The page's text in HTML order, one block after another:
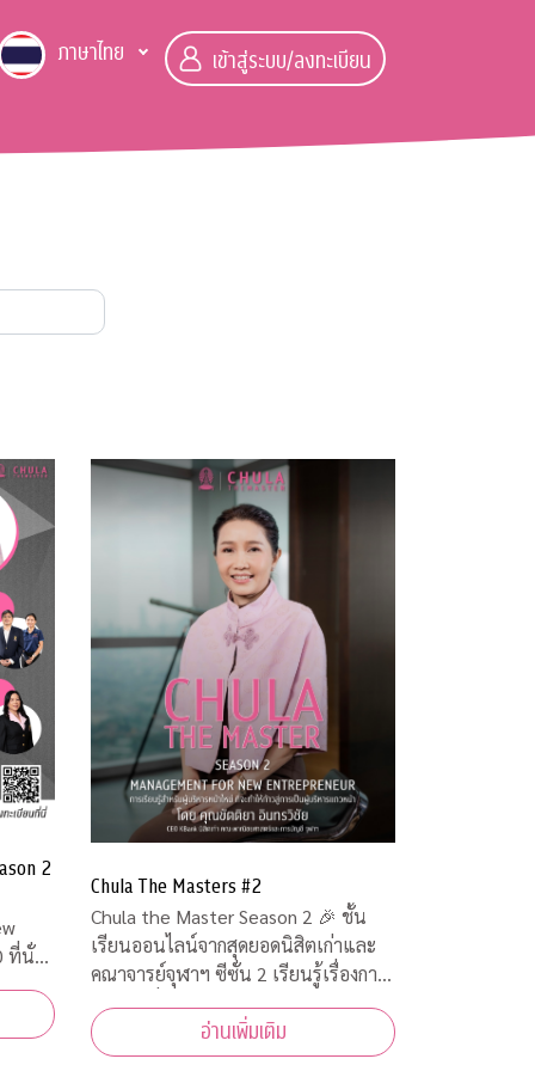
ภาษาไทย เข้าสู่ระบบ/ลงทะเบียน
2
Chula The Masters #2
Chula the Master Season 2 🎉 ชั้น
เรียนออนไลน์จากสุดยอดนิสิตเก่าและ
คณาจารย์จุฬาฯ ซีซั่น 2 เรียนรู้เรื่องการ
จัดการเพื่อเตรียมเป็นผู้ประกอบการตัว
จริง
อ่านเพิ่มเติม